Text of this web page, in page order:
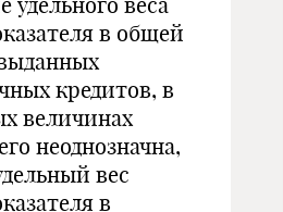
в общей
кредитов, в
величинах
неоднозначна,
вес
в